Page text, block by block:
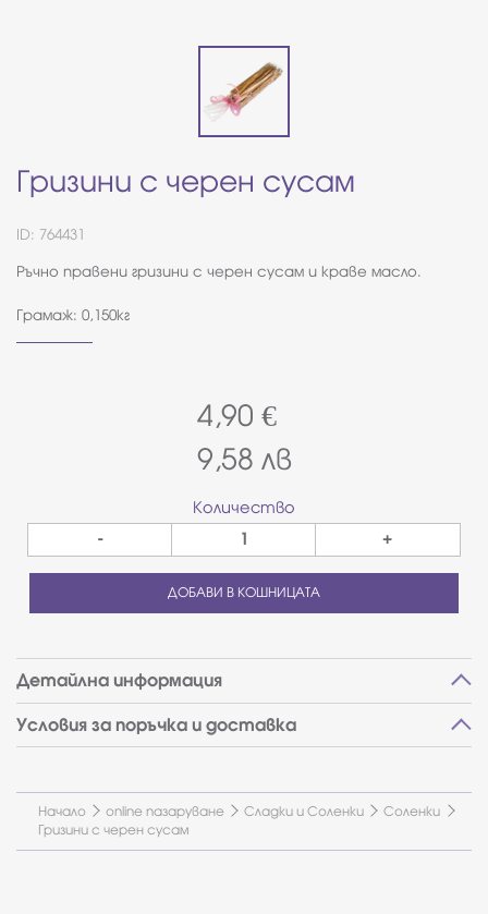
Гризини с черен сусам
ID: 764431
Ръчно правени гризини с черен сусам и краве масло.
Грамаж: 0,150кг
4,90 €
9,58 лв
Количество
- +
ДОБАВИ В КОШНИЦАТА
Детайлна информация
Условия за поръчка и доставка
Начало online пазаруване Сладки и Соленки
Соленки
Гризини с черен сусам